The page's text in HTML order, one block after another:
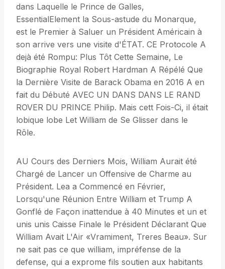
dans Laquelle le Prince de Galles,
EssentialElement la Sous-astude du Monarque,
est le Premier à Saluer un Président Américain à
son arrive vers une visite d'ÉTAT. CE Protocole A
dejà été Rompu: Plus Tôt Cette Semaine, Le
Biographie Royal Robert Hardman A Répélé Que
la Dernière Visite de Barack Obama en 2016 A en
fait du Débuté AVEC UN DANS DANS LE RAND
ROVER DU PRINCE Philip. Mais cett Fois-Ci, il était
lobique lobe Let William de Se Glisser dans le
Rôle.
AU Cours des Derniers Mois, William Aurait été
Chargé de Lancer un Offensive de Charme au
Président. Lea a Commencé en Février,
Lorsqu'une Réunion Entre William et Trump A
Gonflé de Façon inattendue à 40 Minutes et un et
unis unis Caisse Finale le Président Déclarant Que
William Avait L'Air «Vramiment, Treres Beau». Sur
ne sait pas ce que william, impréfense de la
defense, qui a exprome fils soutien aux habitants